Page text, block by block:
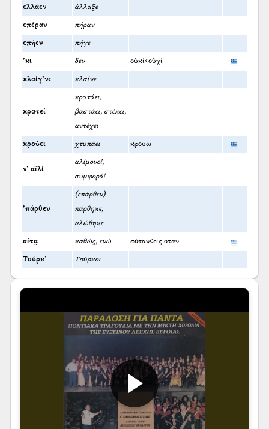
ελλάεν άλλαξε
επέραν πήραν
επήεν πήγε
’κι δεν οὐκί<οὐχί
κλαίγ’νε κλαίνε
κρατεί
κρατάει,
βαστάει, στέκει,
αντέχει
κρούει χτυπάει κρούω
ν’ αϊλί
αλίμονο!,
συμφορά!
’πάρθεν
(επάρθεν)
πάρθηκε,
αλώθηκε
σίτα̤ καθώς, ενώ σόταν<εις όταν
Τούρκ’ Τούρκοι